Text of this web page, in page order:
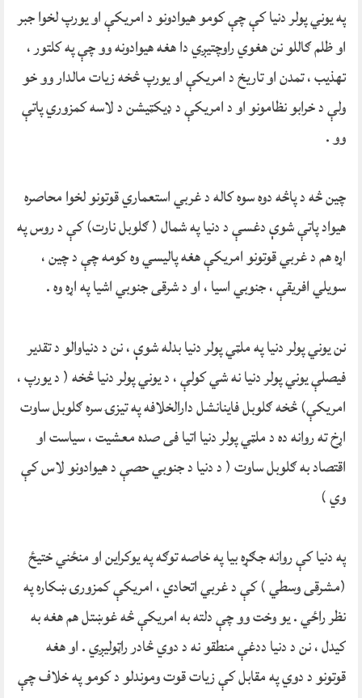
په یوني پولر دنیا کې چې کومو هیوادونو د امریکې او یورپ لخوا جبر
او ظلم ګاللو نن هغوي راوچتیږي دا هغه هیوادونه وو چې په کلتور ،
تهذیب ، تمدن او تاریخ د امریکې او یورپ څخه زیات مالدار وو خو
ولې د خرابو نظامونو او د امریکې د ډیکټیشن د لاسه کمزوري پاتې
وو .
چین څه د پاڅه دوه سوه کاله د غربي استعماري قوتونو لخوا محاصره
هیواد پاتې شوې دغسې د دنیا په شمال ( ګلوبل نارت) کې د روس په
اړه هم د غربي قوتونو امریکې هغه پالیسي وه کومه چې د چین ،
سویلي افریقې ، جنوبي اسیا ، او د شرقی جنوبي اشیا په اړه وه .
نن یوني پولر دنیا په ملټي پولر دنیا بدله شوې ، نن د دنیاوالو د تقدیر
فیصلې یوني پولر دنیا نه شي کولې ، د یوني پولر دنیا څخه ( د یورپ ،
امریکې) څخه ګلوبل فاینانشل دارالخلافه په تیزۍ سره ګلوبل ساوت
اړخ ته روانه ده د ملټي پولر دنیا اتیا فی صده معشیت ، سیاست او
اقتصاد به ګلوبل ساوت ( د دنیا د جنوبي حصې د هیوادونو لاس کې
وي )
په دنیا کې روانه جګړه بیا په خاصه توګه په یوکراین او منځني ختیځ
(مشرقی وسطي ) کې د غربي اتحادي ، امریکې کمزورۍ ښکاره په
نظر راځي . یو وخت وو چې دلته به امریکې څه غوښتل هم هغه به
کیدل ، نن د دنیا ددغې منطقو نه د دوي څادر راټولیږي . او هغه
قوتونو د دوي په مقابل کې زیات قوت وموندلو د کومو په خلاف چې